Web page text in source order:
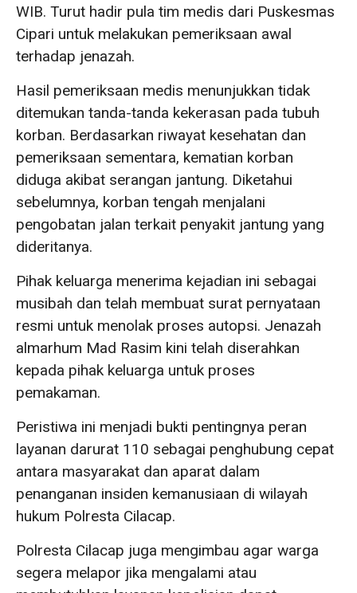
WIB. Turut hadir pula tim medis dari Puskesmas
Cipari untuk melakukan pemeriksaan awal
terhadap jenazah.
Hasil pemeriksaan medis menunjukkan tidak
ditemukan tanda-tanda kekerasan pada tubuh
korban. Berdasarkan riwayat kesehatan dan
pemeriksaan sementara, kematian korban
diduga akibat serangan jantung. Diketahui
sebelumnya, korban tengah menjalani
pengobatan jalan terkait penyakit jantung yang
dideritanya.
Pihak keluarga menerima kejadian ini sebagai
musibah dan telah membuat surat pernyataan
resmi untuk menolak proses autopsi. Jenazah
almarhum Mad Rasim kini telah diserahkan
kepada pihak keluarga untuk proses
pemakaman.
Peristiwa ini menjadi bukti pentingnya peran
layanan darurat 110 sebagai penghubung cepat
antara masyarakat dan aparat dalam
penanganan insiden kemanusiaan di wilayah
hukum Polresta Cilacap.
Polresta Cilacap juga mengimbau agar warga
segera melapor jika mengalami atau